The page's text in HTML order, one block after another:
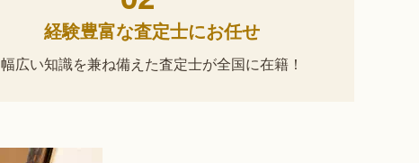
経験豊富な査定士にお任せ
幅広い知識を兼ね備えた査定士が全国に在籍！